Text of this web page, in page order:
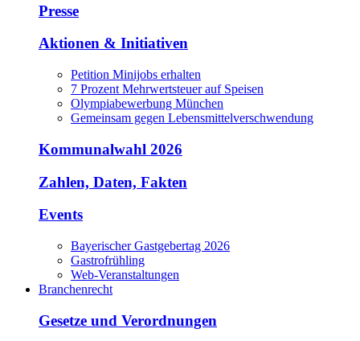
Presse
Aktionen & Initiativen
Petition Minijobs erhalten
7 Prozent Mehrwertsteuer auf Speisen
Olympiabewerbung München
Gemeinsam gegen Lebensmittelverschwendung
Kommunalwahl 2026
Zahlen, Daten, Fakten
Events
Bayerischer Gastgebertag 2026
Gastrofrühling
Web-Veranstaltungen
Branchenrecht
Gesetze und Verordnungen